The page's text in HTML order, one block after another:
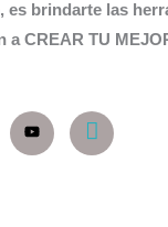
es brindarte las
a CREAR TU